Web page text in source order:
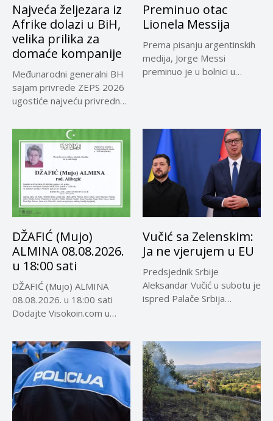
Najveća željezara iz
Afrike dolazi u BiH,
velika prilika za
domaće kompanije
Međunarodni generalni BH
sajam privrede ZEPS 2026
ugostiće najveću privrednu
Preminuo otac
Lionela Messija
Prema pisanju argentinskih
medija, Jorge Messi
preminuo je u bolnici u
DŽAFIĆ (Mujo)
ALMINA 08.08.2026.
u 18:00 sati
DŽAFIĆ (Mujo) ALMINA
08.08.2026. u 18:00 sati
Dodajte Visokoin.com u
Vučić sa Zelenskim:
Ja ne vjerujem u EU
Predsjednik Srbije
Aleksandar Vučić u subotu je
ispred Palače Srbija